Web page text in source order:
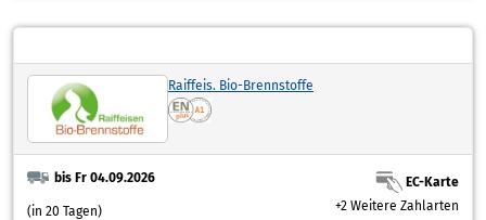
Raiffeis. Bio-Brennstoffe
bis Fr 04.09.2026
(in 20 Tagen)
EC-Karte
+2 Weitere Zahlarten